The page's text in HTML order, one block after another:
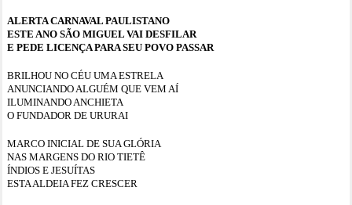
ALERTA CARNAVAL PAULISTANO
ESTE ANO SÃO MIGUEL VAI DESFILAR
E PEDE LICENÇA PARA SEU POVO PASSAR
BRILHOU NO CÉU UMA ESTRELA
ANUNCIANDO ALGUÉM QUE VEM AÍ
ILUMINANDO ANCHIETA
O FUNDADOR DE URURAI
MARCO INICIAL DE SUA GLÓRIA
NAS MARGENS DO RIO TIETÊ
ÍNDIOS E JESUÍTAS
ESTA ALDEIA FEZ CRESCER